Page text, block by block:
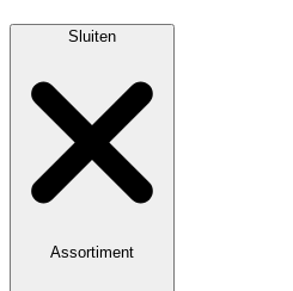
Sluiten
Assortiment